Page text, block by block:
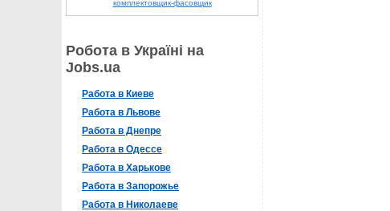
комплектовщик-фасовщик
Робота в Україні на
Jobs.ua
Работа в Киеве
Работа в Львове
Работа в Днепре
Работа в Одессе
Работа в Харькове
Работа в Запорожье
Работа в Николаеве